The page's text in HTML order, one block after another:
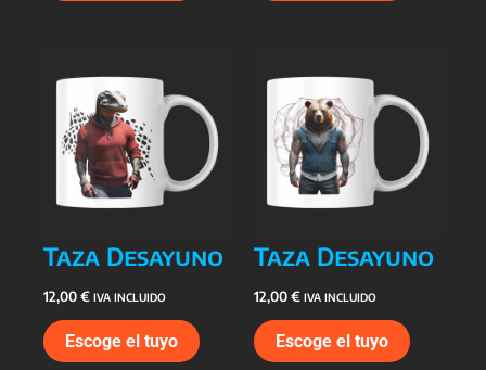
Taza Desayuno
12,00€ IVA INCLUIDO
Escoge el tuyo
Taza Desayuno
12,00€ IVA INCLUIDO
Escoge el tuyo